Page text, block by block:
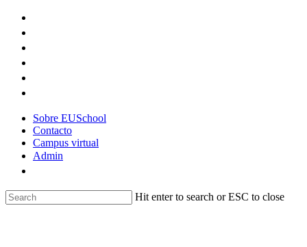
Skip
content
Sobre EUSchool
Contacto
Campus virtual
Admin
Hit enter to search or ESC to close